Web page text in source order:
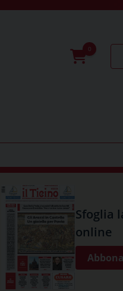
0
Sfoglia
online